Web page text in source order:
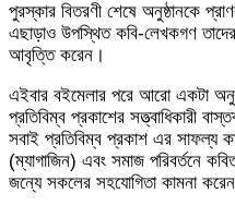
পুরস্কার বিতরণী শেষে অনুষ্ঠানকে
এছাড়াও উপস্থিত কবি-লেখকগণ
আবৃত্তি করেন।
এইবার বইমেলার পরে আরো একটা
প্রতিবিম্ব প্রকাশের সত্ত্বাধিকারী
সবাই প্রতিবিম্ব প্রকাশ এর সাফল্য
(ম্যাগাজিন) এবং সমাজ পরিবর্তনে
জন্যে সকলের সহযোগিতা কামনা